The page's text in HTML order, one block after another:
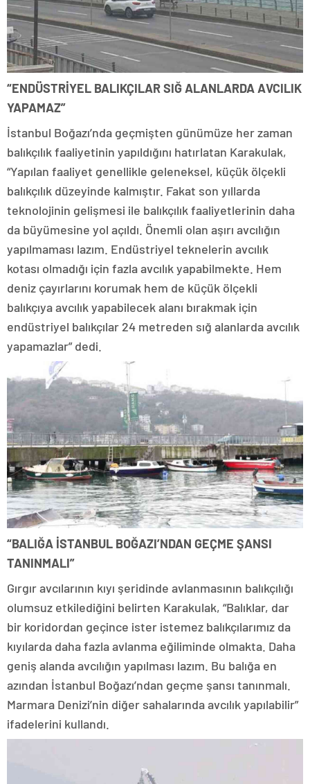
“ENDÜSTRİYEL BALIKÇILAR SIĞ ALANLARDA AVCILIK
YAPAMAZ”
İstanbul Boğazı’nda geçmişten günümüze her zaman
balıkçılık faaliyetinin yapıldığını hatırlatan Karakulak,
“Yapılan faaliyet genellikle geleneksel, küçük ölçekli
balıkçılık düzeyinde kalmıştır. Fakat son yıllarda
teknolojinin gelişmesi ile balıkçılık faaliyetlerinin daha
da büyümesine yol açıldı. Önemli olan aşırı avcılığın
yapılmaması lazım. Endüstriyel teknelerin avcılık
kotası olmadığı için fazla avcılık yapabilmekte. Hem
deniz çayırlarını korumak hem de küçük ölçekli
balıkçıya avcılık yapabilecek alanı bırakmak için
endüstriyel balıkçılar 24 metreden sığ alanlarda avcılık
yapamazlar” dedi.
“BALIĞA İSTANBUL BOĞAZI’NDAN GEÇME ŞANSI
TANINMALI”
Gırgır avcılarının kıyı şeridinde avlanmasının balıkçılığı
olumsuz etkilediğini belirten Karakulak, “Balıklar, dar
bir koridordan geçince ister istemez balıkçılarımız da
kıyılarda daha fazla avlanma eğiliminde olmakta. Daha
geniş alanda avcılığın yapılması lazım. Bu balığa en
azından İstanbul Boğazı’ndan geçme şansı tanınmalı.
Marmara Denizi’nin diğer sahalarında avcılık yapılabilir”
ifadelerini kullandı.